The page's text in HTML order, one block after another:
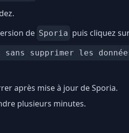
de Sporia puis cliquez
supprimer les
après mise à jour de Sporia.
plusieurs minutes.